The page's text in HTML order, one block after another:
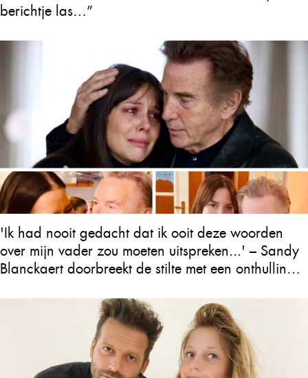
berichtje las…”
'Ik had nooit gedacht dat ik ooit deze woorden
over mijn vader zou moeten uitspreken...' – Sandy
Blanckaert doorbreekt de stilte met een onthulling